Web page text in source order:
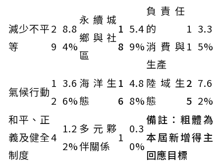
減少不平
等
2
9
8.8
4%
永續城
鄉與社
區
1
8
5.4
9%
負責任
的
消費與
生產
1
1
3.3
5%
氣候行動
1
2
3.6
6%
海洋生
態
1
6
4.8
8%
陸域生
態
2
5
7.6
2%
和平、正
義及健全
制度
4
1.2
2%
多元夥
伴關係
1
0.3
0%
備註：粗體為
本屆新增得主
回應目標